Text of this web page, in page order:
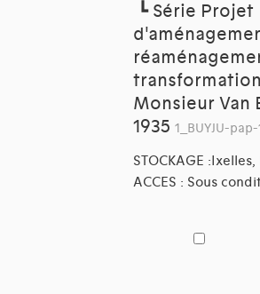
┗ Série Projet
Monsieur Van
1935 1_BUYJU-pap-
STOCKAGE
ACCES : Sous